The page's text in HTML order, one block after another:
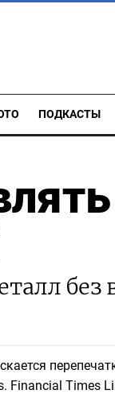
ПОДКАСТЫ
без
Times